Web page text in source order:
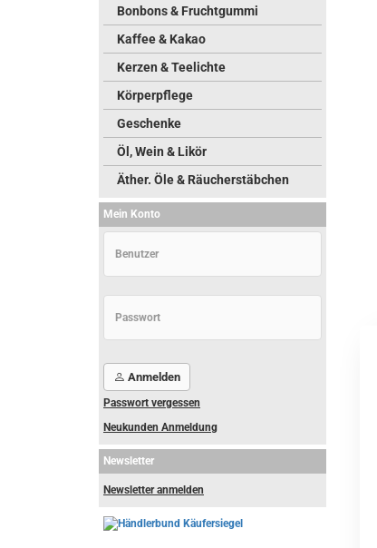
Bonbons & Fruchtgummi
Kaffee & Kakao
Kerzen & Teelichte
Körperpflege
Geschenke
Öl, Wein & Likör
Äther. Öle & Räucherstäbchen
Mein Konto
Anmelden
Passwort vergessen
Neukunden Anmeldung
Newsletter
Newsletter anmelden